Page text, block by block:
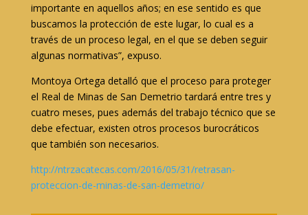
importante en aquellos años; en ese sentido es que
buscamos la protección de este lugar, lo cual es a
través de un proceso legal, en el que se deben seguir
algunas normativas”, expuso.
Montoya Ortega detalló que el proceso para proteger
el Real de Minas de San Demetrio tardará entre tres y
cuatro meses, pues además del trabajo técnico que se
debe efectuar, existen otros procesos burocráticos
que también son necesarios.
http://ntrzacatecas.com/2016/05/31/retrasan-
proteccion-de-minas-de-san-demetrio/